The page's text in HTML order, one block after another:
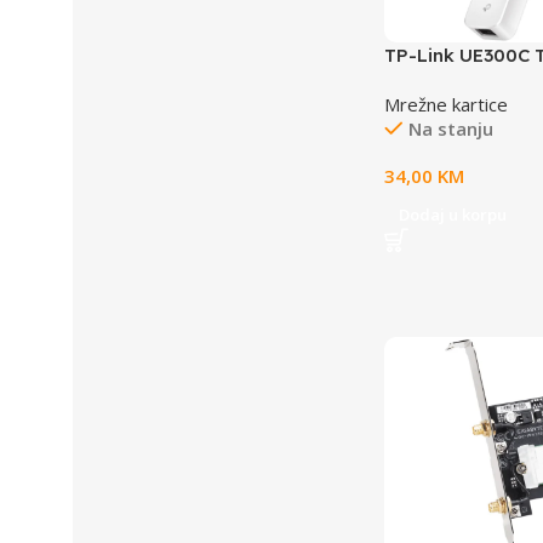
TP-Link UE300C
Mrežne kartice
Na stanju
34,00 KM